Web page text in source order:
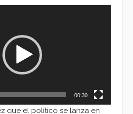
00:30
que el político se lanza en